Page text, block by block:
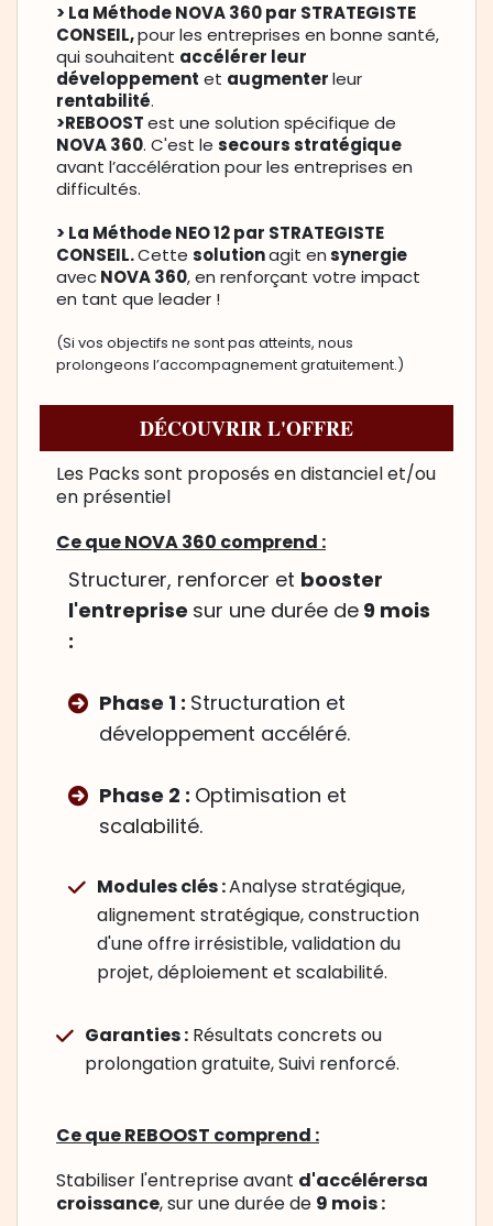
> La Méthode NOVA 360 par STRATEGISTE
CONSEIL,pour les entreprises en bonne santé,
qui souhaitent accélérer leur
développement et augmenterleur
rentabilité.
>REBOOSTest une solution spécifique de
NOVA 360. C'est le secours stratégique
avant l’accélération pour les entreprises en
difficultés.
> La Méthode NEO 12 par STRATEGISTE
CONSEIL.Cette solutionagit ensynergie
avecNOVA 360, en renforçant votre impact
en tant que leader !
(Si vos objectifs ne sont pas atteints, nous
prolongeons l’accompagnement gratuitement.)
DÉCOUVRIR L'OFFRE
Les Packs sont proposés en distanciel et/ou
en présentiel
Ce que NOVA 360 comprend :
Structurer, renforcer et booster
l'entreprise sur une durée de 9 mois
:
Phase 1 : Structuration et
développement accéléré.
Phase 2 : Optimisation et
scalabilité.
Modules clés :Analyse stratégique,
alignement stratégique, construction
d'une offre irrésistible, validation du
projet, déploiement et scalabilité.
Garanties : Résultats concrets ou
prolongation gratuite, Suivi renforcé.
Ce que REBOOST comprend :
Stabiliser l'entreprise avant d'accélérersa
croissance, sur une durée de 9 mois :